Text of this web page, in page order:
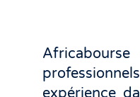
expérience